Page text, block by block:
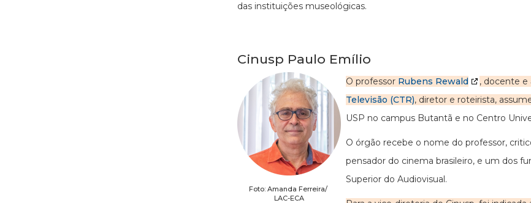
das instituições museológicas.
Cinusp Paulo Emílio
Foto: Amanda Ferreira/
LAC-ECA
O professor Rubens Rewald , docente e
Televisão (CTR), diretor e roteirista,
USP no campus Butantã e no Centro
O órgão recebe o nome do professor,
pensador do cinema brasileiro, e um dos
Superior do Audiovisual.